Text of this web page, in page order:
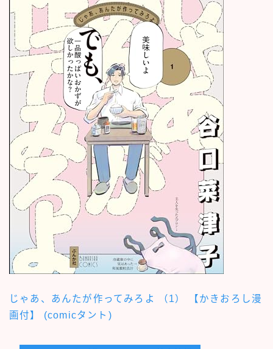
じゃあ、あんたが作ってみろよ （1） 【かきおろし漫
画付】 (comicタント)